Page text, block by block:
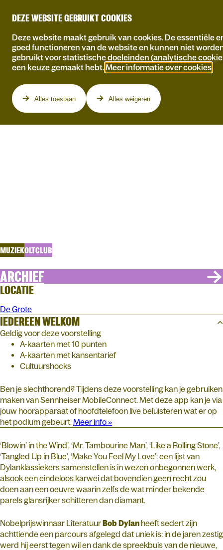
DEZE WEBSITE GEBRUIKT COOKIES
Deze website maakt gebruik van cookies. De essentiële
goed functioneren van de website en kunnen niet
gebruikt voor statistische doeleinden (analytische
een keuze gemaakt hebt. Meer informatie over cookies
Alles toestaan Alles weigeren
MUZIEKOLTCLUB
ARCHIEF
LOCATIE
De Grote
IEDEREEN WELKOM
Geldig voor deze voorstelling
A-kaarten met 10 punten
A-kaarten met kansentarief
Cultuurshocks
Ben je slechthorend? Tijdens deze voorstelling kan je gebruiken
maken van Sennheiser MobileConnect. Met deze app kan je via
jouw hoorapparaat of hoofdtelefoon live beluisteren wat er op
het podium gebeurt. Meer info »
‘Blowin’ in the Wind’, ‘Mr. Tambourine Man’, ‘Like a Rolling Stone’,
‘Tangled Up in Blue’, ‘Make You Feel My Love’: een lijst van
Dylanklassiekers samenstellen is in wezen onbegonnen werk,
alsook een eindeloos karwei dat bovendien geen recht zou
doen aan een oeuvre waarin zelfs de wat minder bekende
parels glansrijker schitteren dan diamant.
Nobelprijswinnaar LiteratuurBob Dylan heeft sedert zijn
achttiende een parcours afgelegd dat uniek is: in de jaren zestig
werd hij eerst tegen wil en dank de spreekbuis van de nieuwe,